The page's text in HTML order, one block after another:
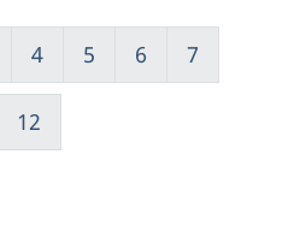
4 5 6 7
12